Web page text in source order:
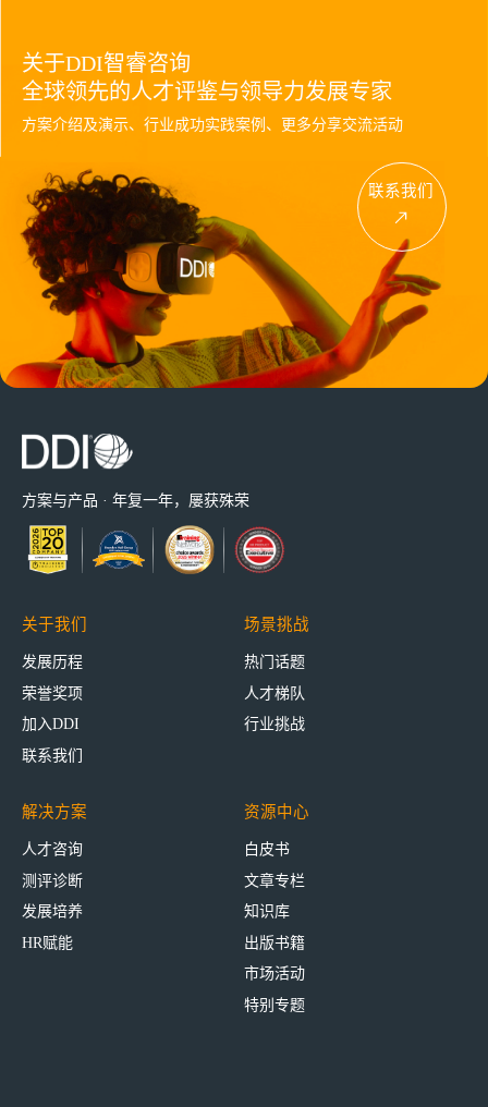
关于DDI智睿咨询
全球领先的人才评鉴与领导力发展专家
方案介绍及演示、行业成功实践案例、更多分享交流活动
联系我们
方案与产品 · 年复一年，屡获殊荣
关于我们
发展历程
荣誉奖项
加入DDI
联系我们
场景挑战
热门话题
人才梯队
行业挑战
解决方案
人才咨询
测评诊断
发展培养
HR赋能
资源中心
白皮书
文章专栏
知识库
出版书籍
市场活动
特别专题